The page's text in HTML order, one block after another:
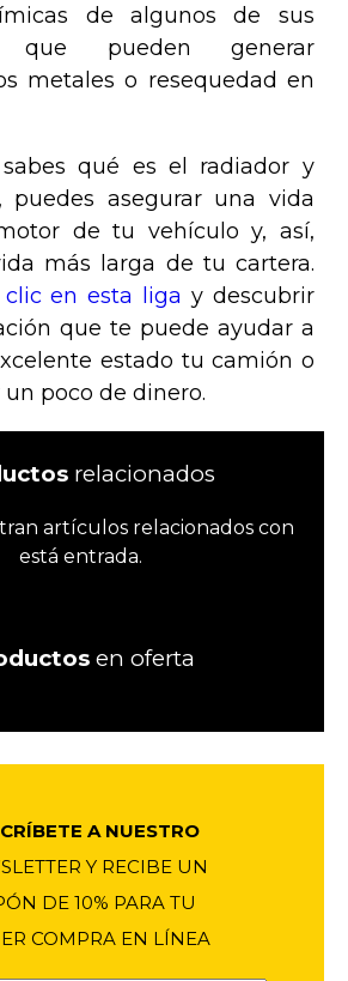
de algunos de sus
que pueden generar
metales o resequedad en
qué es el radiador y
puedes asegurar una vida
de tu vehículo y, así,
más larga de tu cartera.
en esta liga y descubrir
que te puede ayudar a
estado tu camión o
poco de dinero.
relacionados
artículos relacionados con
está entrada.
en oferta
A NUESTRO
Y RECIBE UN
DE 10% PARA TU
COMPRA EN LÍNEA